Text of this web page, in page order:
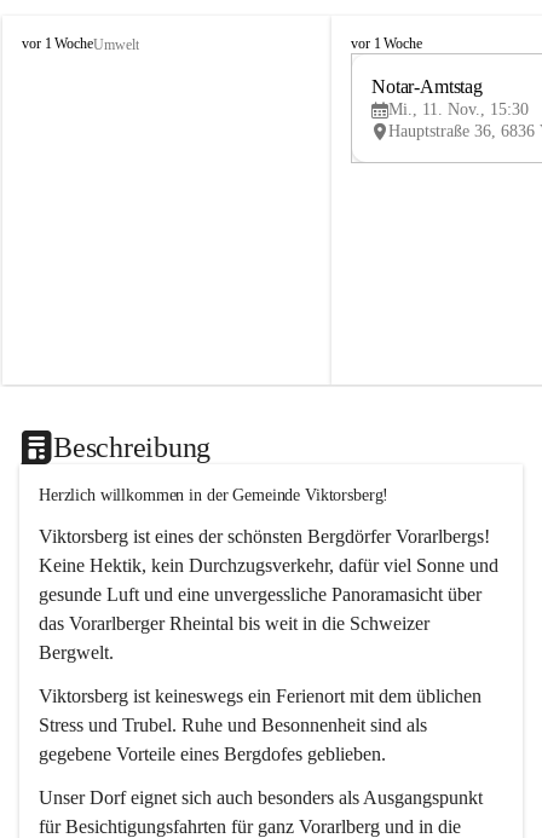
V
vor 1 WocheUmwelt
V
vor 1 Woche
Notar-Amtstag
Mi., 11. Nov., 15:30
Beschreibung
Herzlich willkommen in der Gemeinde Viktorsberg!
Viktorsberg ist eines der schönsten Bergdörfer Vorarlbergs!
Keine Hektik, kein Durchzugsverkehr, dafür viel Sonne und
gesunde Luft und eine unvergessliche Panoramasicht über
das Vorarlberger Rheintal bis weit in die Schweizer
Bergwelt.
Viktorsberg ist keineswegs ein Ferienort mit dem üblichen
Stress und Trubel. Ruhe und Besonnenheit sind als
gegebene Vorteile eines Bergdofes geblieben.
Unser Dorf eignet sich auch besonders als Ausgangspunkt
für Besichtigungsfahrten für ganz Vorarlberg und in die